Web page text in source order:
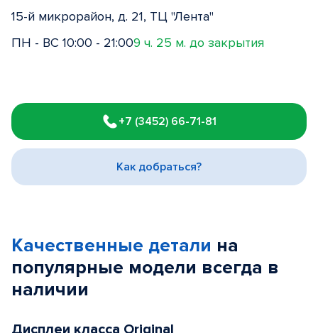
15-й микрорайон, д. 21, ТЦ "Лента"
ПН - ВС 10:00 - 21:009 ч. 25 м. до закрытия
1
of
3
+7 (3452) 66-71-81
Как добраться?
Качественные детали на
популярные модели всегда в
наличии
Дисплеи класса Original